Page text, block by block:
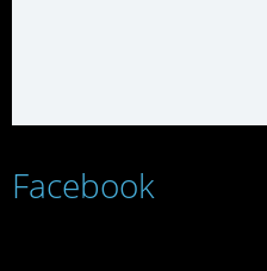
Facebook